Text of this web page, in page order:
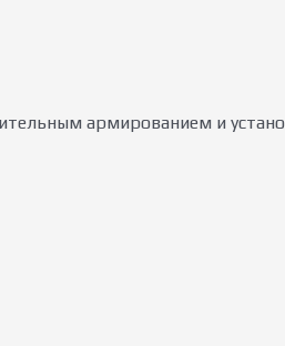
армированием и